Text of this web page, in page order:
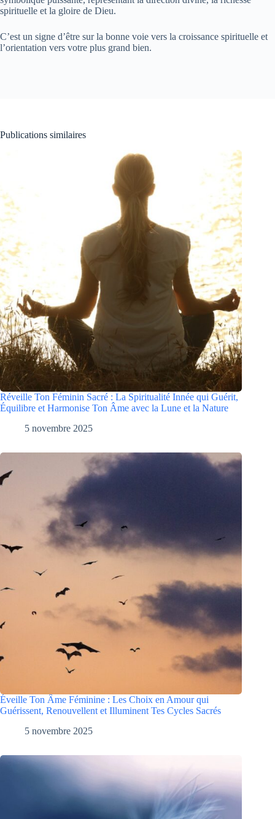
spirituelle et la gloire de Dieu.
C’est un signe d’être sur la bonne voie vers la croissance spirituelle et
l’orientation vers votre plus grand bien.
Publications similaires
Réveille Ton Féminin Sacré : La Spiritualité Innée qui Guérit,
Équilibre et Harmonise Ton Âme avec la Lune et la Nature
5 novembre 2025
Éveille Ton Âme Féminine : Les Choix en Amour qui
Guérissent, Renouvellent et Illuminent Tes Cycles Sacrés
5 novembre 2025